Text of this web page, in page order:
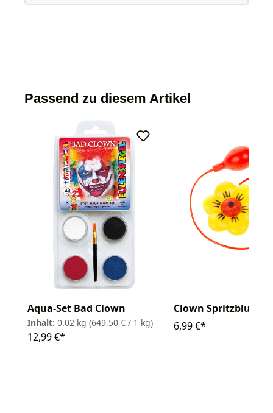
Passend zu diesem Artikel
Aqua-Set Bad Clown
Inhalt: 0.02 kg (649,50 € / 1 kg)
12,99 €*
Clown Spritzblume
6,99 €*